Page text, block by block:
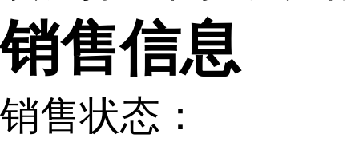
销售信息
销售状态：